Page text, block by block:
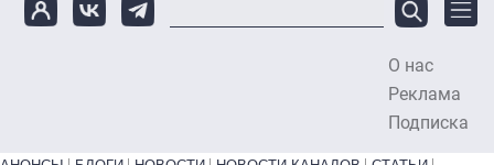
О нас
Реклама
Подписка
Primary links bottom